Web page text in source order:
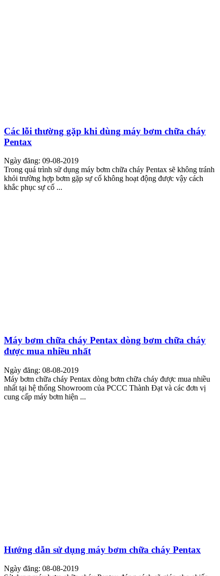
Các lỗi thường gặp khi dùng máy bơm chữa cháy
Pentax
Ngày đăng: 09-08-2019
Trong quá trình sử dụng máy bơm chữa cháy Pentax sẽ không tránh
khỏi trường hợp bơm gặp sự cố không hoạt động được vậy cách
khắc phục sự cố ...
Máy bơm chữa cháy Pentax dòng bơm chữa cháy
được mua nhiều nhất
Ngày đăng: 08-08-2019
Máy bơm chữa cháy Pentax dòng bơm chữa cháy được mua nhiều
nhất tại hệ thống Showroom của PCCC Thành Đạt và các đơn vị
cung cấp máy bơm hiện ...
Hướng dẫn sử dụng máy bơm chữa cháy Pentax
Ngày đăng: 08-08-2019